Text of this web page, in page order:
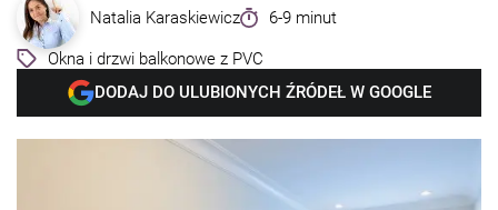
Natalia Karaskiewicz 6-9 minut
Okna i drzwi balkonowe z PVC
DODAJ DO ULUBIONYCH ŹRÓDEŁ W GOOGLE